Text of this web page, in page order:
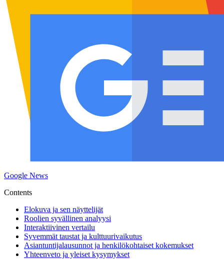
Google News
Contents
Elokuva ja sen näyttelijät
Roolien syvällinen analyysi
Interaktiivinen vertailu
Syvemmät taustat ja kulttuurivaikutus
Asiantuntijalausunnot ja henkilökohtaiset kokemukset
Yhteenveto ja yleiset kysymykset